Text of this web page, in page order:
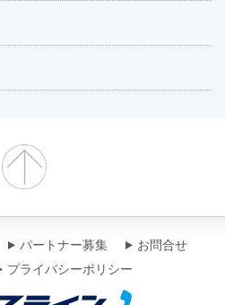
パートナー募集
お問合せ
プライバシーポリシー